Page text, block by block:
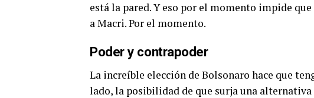
está la pared. Y eso por el momento impide
a Macri. Por el momento.
Poder y contrapoder
La increíble elección de Bolsonaro hace que
lado, la posibilidad de que surja una alternativa